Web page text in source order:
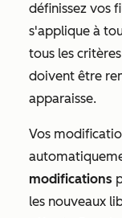
définissez vos
s'applique à
tous les
doivent être
apparaisse.
Vos
modifications
les nouveaux